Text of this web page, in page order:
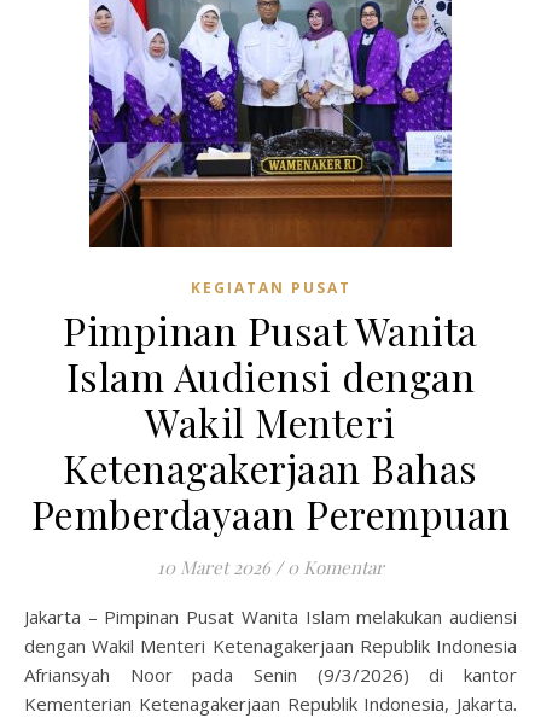
KEGIATAN PUSAT
Pimpinan Pusat Wanita
Islam Audiensi dengan
Wakil Menteri
Ketenagakerjaan Bahas
Pemberdayaan Perempuan
10 Maret 2026 / 0 Komentar
Jakarta – Pimpinan Pusat Wanita Islam melakukan audiensi
dengan Wakil Menteri Ketenagakerjaan Republik Indonesia
Afriansyah Noor pada Senin (9/3/2026) di kantor
Kementerian Ketenagakerjaan Republik Indonesia, Jakarta.